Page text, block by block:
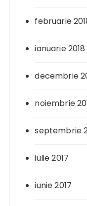
februarie
ianuarie 2018
decembrie
noiembrie
septembrie
iulie 2017
iunie 2017